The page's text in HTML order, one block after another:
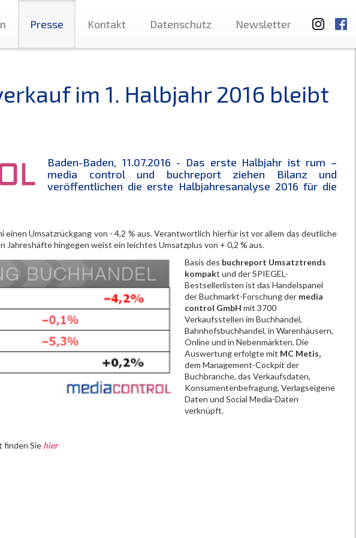
Presse Kontakt Datenschutz Newsletter
im 1. Halbjahr 2016 bleibt
Baden-Baden, 11.07.2016 - Das erste Halbjahr ist rum –
media control und buchreport ziehen Bilanz und
veröffentlichen die erste Halbjahresanalyse 2016 für die
einen Umsatzrückgang von - 4,2 % aus. Verantwortlich hierfür ist vor allem das deutliche
hingegen weist ein leichtes Umsatzplus von + 0,2 % aus.
Basis des buchreport Umsatztrends
kompakt und der SPIEGEL-
Bestsellerlisten ist das Handelspanel
der Buchmarkt-Forschung der media
control GmbH mit 3700
Verkaufsstellen im Buchhandel,
Bahnhofsbuchhandel, in Warenhäusern,
Online und in Nebenmärkten. Die
Auswertung erfolgte mit MC Metis,
dem Management-Cockpit der
Buchbranche, das Verkaufsdaten,
Konsumentenbefragung, Verlagseigene
Daten und Social Media-Daten
verknüpft.
finden Sie hier